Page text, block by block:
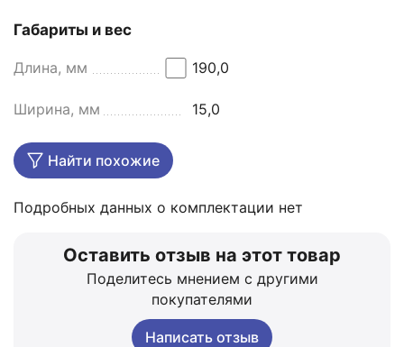
Габариты и вес
Длина, мм 190,0
Ширина, мм 15,0
Найти похожие
Подробных данных о комплектации нет
Оставить отзыв на этот товар
Поделитесь мнением с другими
покупателями
Написать отзыв